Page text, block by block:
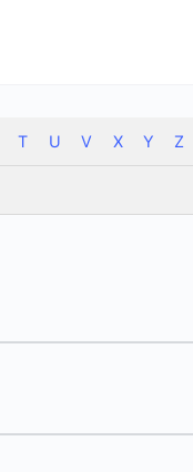
T U V X Y Z